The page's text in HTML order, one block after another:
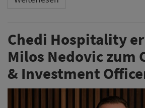
Chedi Hospitality
Milos Nedovic zum
& Investment